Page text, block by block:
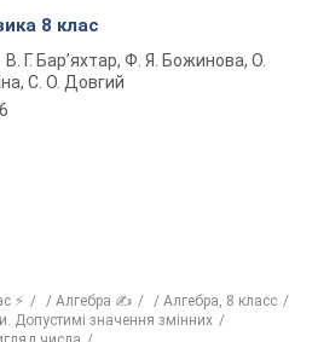
8 клас
В. Г. Бар’яхтар, Ф. Я. Божинова, О.
С. О. Довгий
⚡ Алгебра ✍
Алгебра, 8 класс
Допустимі значення змінних